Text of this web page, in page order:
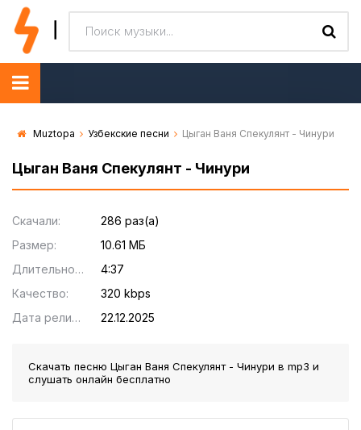
Muztopa Узбекские песни Цыган Ваня Спекулянт - Чинури
Цыган Ваня Спекулянт - Чинури
Скачали:
286 раз(а)
Размер:
10.61 МБ
Длительность:
4:37
Качество:
320 kbps
Дата релиза:
22.12.2025
Скачать песню Цыган Ваня Спекулянт - Чинури в mp3 и
слушать онлайн бесплатно